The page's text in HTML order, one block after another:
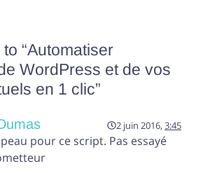
“Automatiser
WordPress et de vos
en 1 clic”
2 juin 2016,3:45
pour ce script. Pas essayé